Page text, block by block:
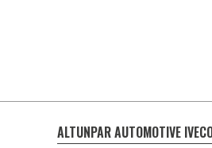
ALTUNPAR AUTOMOTIVE